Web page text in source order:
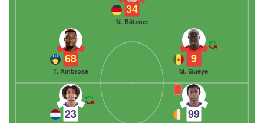
34
N. Bätzner
9
M. Gueye
68
T. Ambrose
23 99